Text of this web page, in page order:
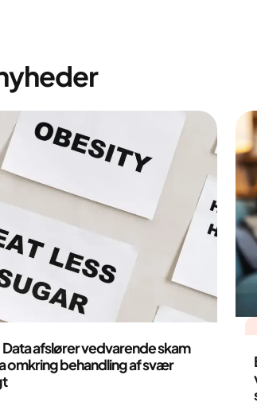
afslører vedvarende skam
omkring behandling af svær